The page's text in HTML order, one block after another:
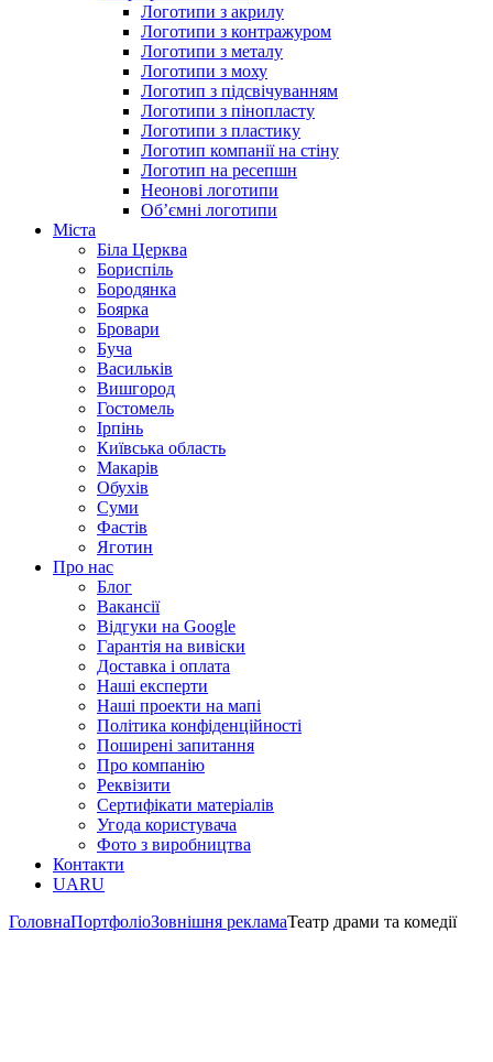
Логотипи з акрилу
Логотипи з контражуром
Логотипи з металу
Логотипи з моху
Логотип з підсвічуванням
Логотипи з пінопласту
Логотипи з пластику
Логотип компанії на стіну
Логотип на ресепшн
Неонові логотипи
Об’ємні логотипи
Міста
Біла Церква
Бориспіль
Бородянка
Боярка
Бровари
Буча
Васильків
Вишгород
Гостомель
Ірпінь
Київська область
Макарів
Обухів
Суми
Фастів
Яготин
Про нас
Блог
Вакансії
Відгуки на Google
Гарантія на вивіски
Доставка і оплата
Наші експерти
Наші проекти на мапі
Політика конфіденційності
Поширені запитання
Про компанію
Реквізити
Сертифікати матеріалів
Угода користувача
Фото з виробництва
Контакти
UARU
ГоловнаПортфоліоЗовнішня рекламаТеатр драми та комедії